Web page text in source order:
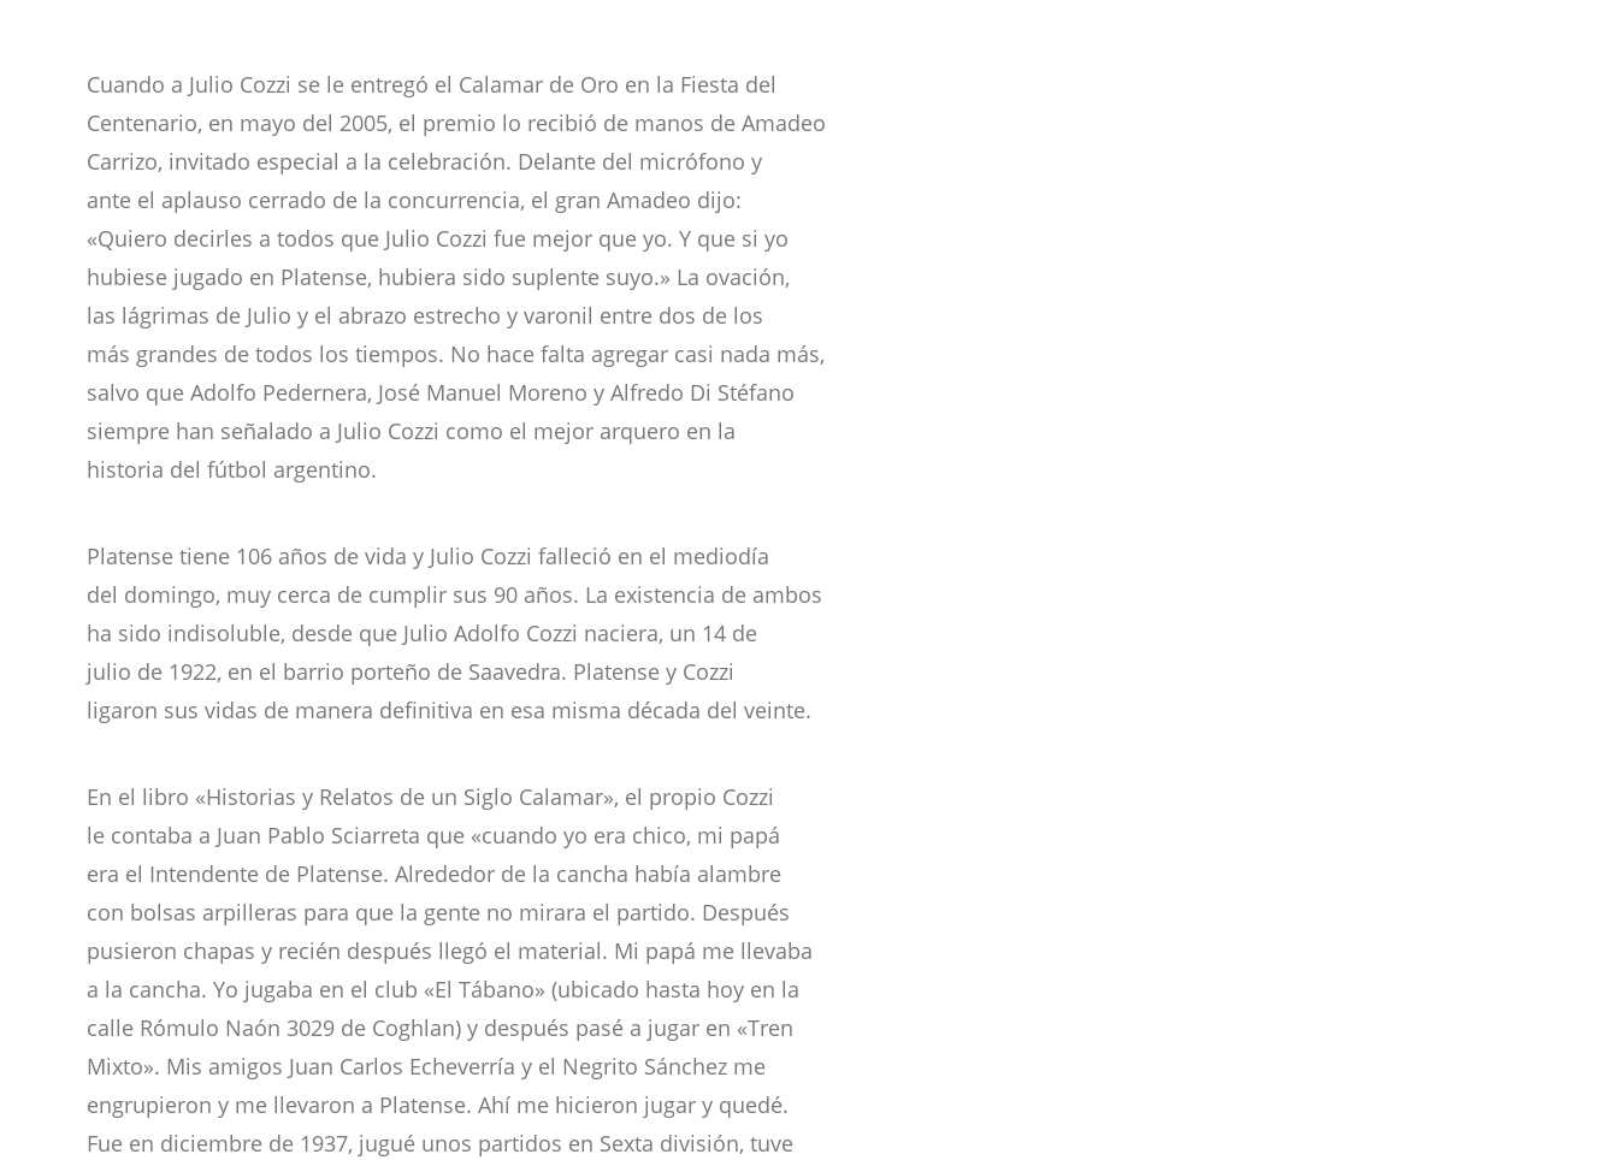
Cuando a Julio Cozzi se le entregó el Calamar de Oro en la Fiesta del
Centenario, en mayo del 2005, el premio lo recibió de manos de Amadeo
Carrizo, invitado especial a la celebración. Delante del micrófono y
ante el aplauso cerrado de la concurrencia, el gran Amadeo dijo:
«Quiero decirles a todos que Julio Cozzi fue mejor que yo. Y que si yo
hubiese jugado en Platense, hubiera sido suplente suyo.» La ovación,
las lágrimas de Julio y el abrazo estrecho y varonil entre dos de los
más grandes de todos los tiempos. No hace falta agregar casi nada más,
salvo que Adolfo Pedernera, José Manuel Moreno y Alfredo Di Stéfano
siempre han señalado a Julio Cozzi como el mejor arquero en la
historia del fútbol argentino.
Platense tiene 106 años de vida y Julio Cozzi falleció en el mediodía
del domingo, muy cerca de cumplir sus 90 años. La existencia de ambos
ha sido indisoluble, desde que Julio Adolfo Cozzi naciera, un 14 de
julio de 1922, en el barrio porteño de Saavedra. Platense y Cozzi
ligaron sus vidas de manera definitiva en esa misma década del veinte.
En el libro «Historias y Relatos de un Siglo Calamar», el propio Cozzi
le contaba a Juan Pablo Sciarreta que «cuando yo era chico, mi papá
era el Intendente de Platense. Alrededor de la cancha había alambre
con bolsas arpilleras para que la gente no mirara el partido. Después
pusieron chapas y recién después llegó el material. Mi papá me llevaba
a la cancha. Yo jugaba en el club «El Tábano» (ubicado hasta hoy en la
calle Rómulo Naón 3029 de Coghlan) y después pasé a jugar en «Tren
Mixto». Mis amigos Juan Carlos Echeverría y el Negrito Sánchez me
engrupieron y me llevaron a Platense. Ahí me hicieron jugar y quedé.
Fue en diciembre de 1937, jugué unos partidos en Sexta división, tuve